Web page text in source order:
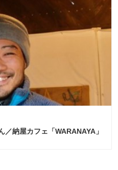
納屋カフェ「WARANAYA」